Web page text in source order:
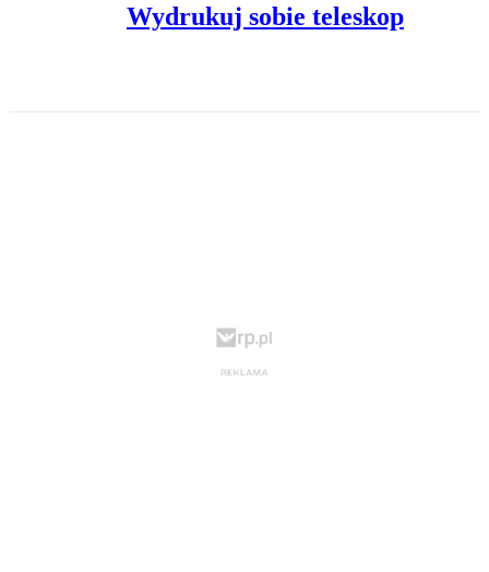
Wydrukuj sobie teleskop